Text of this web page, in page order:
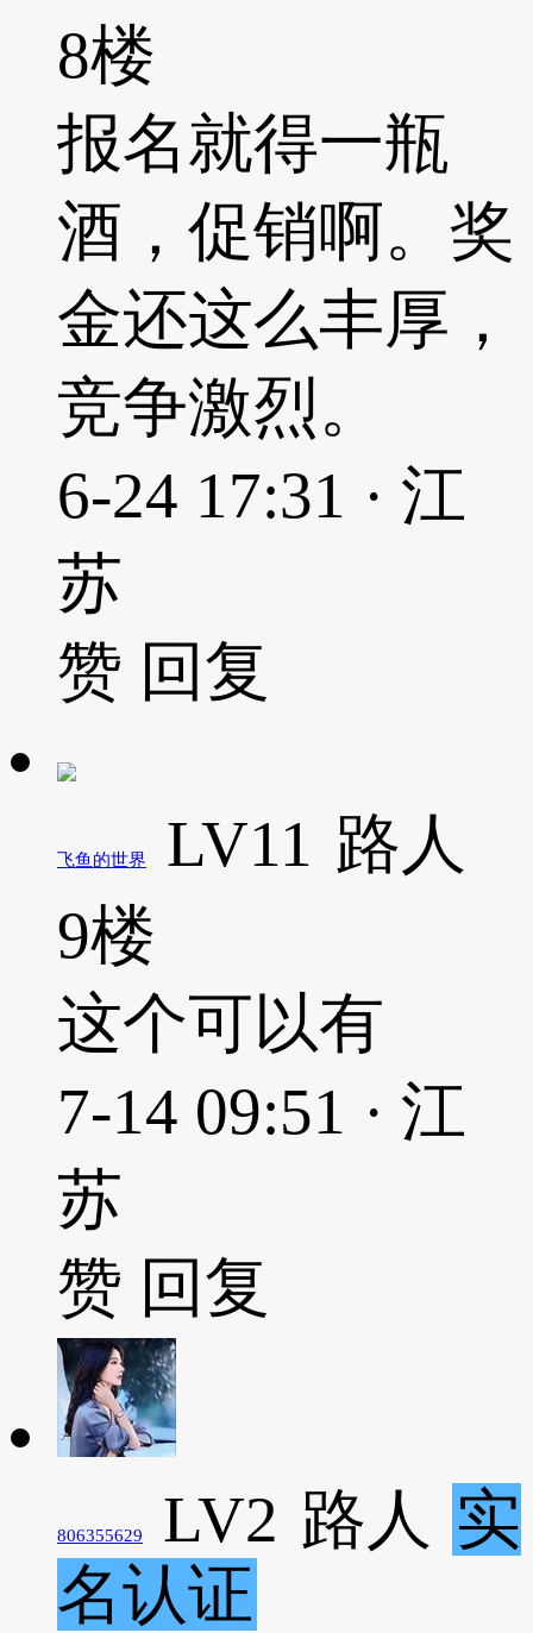
8楼
报名就得一瓶
酒，促销啊。奖
金还这么丰厚，
竞争激烈。
6-24 17:31 · 江
苏
赞 回复
飞鱼的世界 LV11 路人
9楼
这个可以有
7-14 09:51 · 江
苏
赞 回复
806355629 LV2 路人 实
名认证